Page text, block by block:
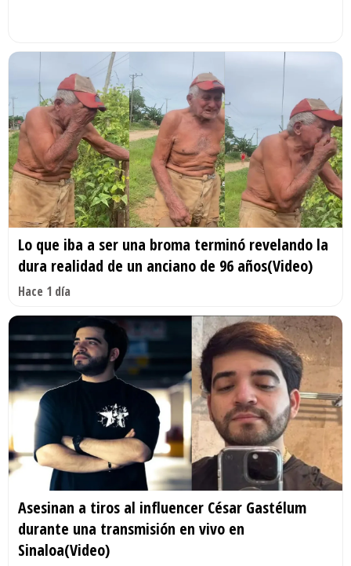
Lo que iba a ser una broma terminó revelando la
dura realidad de un anciano de 96 años(Video)
Hace 1 día
Asesinan a tiros al influencer César Gastélum
durante una transmisión en vivo en
Sinaloa(Video)